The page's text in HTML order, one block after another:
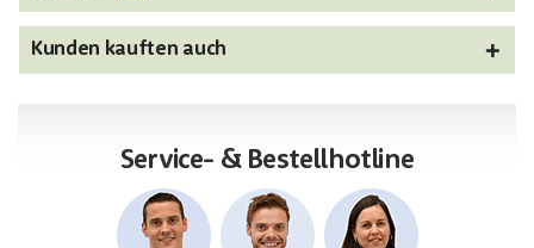
Kunden kauften auch
Service- & Bestellhotline